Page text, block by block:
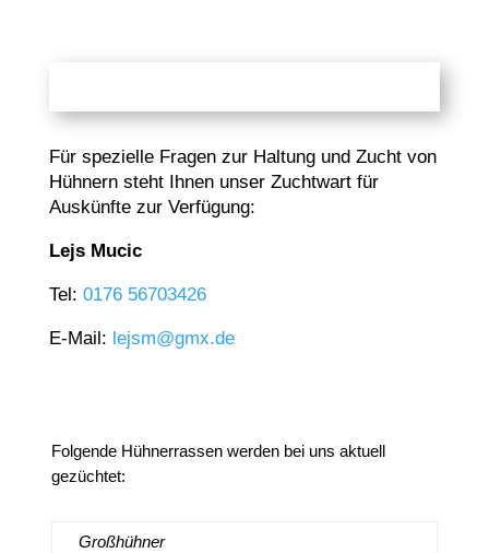
Für spezielle Fragen zur Haltung und Zucht von
Hühnern steht Ihnen unser Zuchtwart für
Auskünfte zur Verfügung:
Lejs Mucic
Tel: 0176 56703426
E-Mail: lejsm@gmx.de
Folgende Hühnerrassen werden bei uns aktuell
gezüchtet:
Großhühner